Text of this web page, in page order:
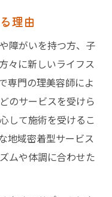
理由
障がいを持つ方、子
々に新しいライフス
専門の理美容師によ
のサービスを受けら
して施術を受けるこ
地域密着型サービス
ムや体調に合わせた